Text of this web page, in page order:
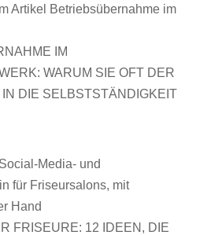
IM
WARUM SIE OFT DER
DIE SELBSTSTÄNDIGKEIT
FRISEURE: 12 IDEEN, DIE